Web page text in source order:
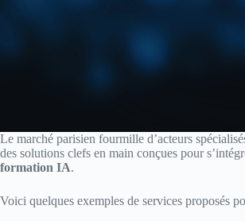
Le marché parisien fourmille d’acteurs
des solutions clefs en main conçues pour
formation IA.
Voici quelques exemples de services proposés